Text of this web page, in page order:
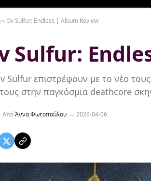
»Ov Sulfur: Endless | Album Review
Sulfur:
Sulfur επιστρέφουν με το νέο
στην παγκόσμια deathcore
ΑπόΆννα Φωτοπούλου 2026-04-06